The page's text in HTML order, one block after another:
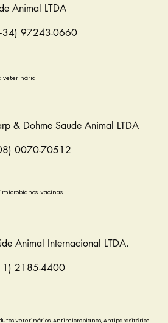
Animal LTDA
97243-0660
veterinária
& Dohme Saude Animal LTDA
0070-70512
Vacinas
Animal Internacional LTDA.
2185-4400
Veterinários, Antimicrobianos, Antiparasitários